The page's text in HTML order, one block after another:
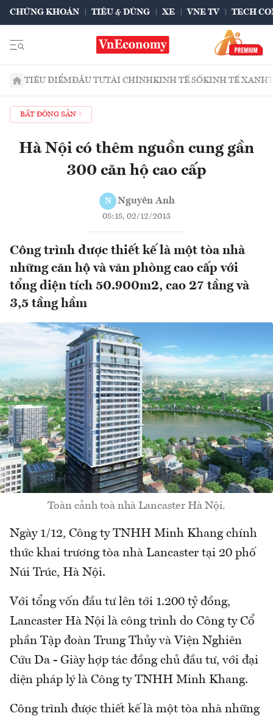
CHỨNG KHOÁN TIÊU & DÙNG XE VNE TV TECH
TIÊU ĐIỂMĐẦU TƯTÀI CHÍNHKINH TẾ SỐKINH TẾ XANH
BẤT ĐỘNG SẢN
Hà Nội có thêm nguồn cung gần
300 căn hộ cao cấp
N Nguyên Anh
08:18, 02/12/2013
Công trình được thiết kế là một tòa nhà
những căn hộ và văn phòng cao cấp với
tổng diện tích 50.900m2, cao 27 tầng và
3,5 tầng hầm
Toàn cảnh toà nhà Lancaster Hà Nội.
Ngày 1/12, Công ty TNHH Minh Khang chính
thức khai trương tòa nhà Lancaster tại 20 phố
Núi Trúc, Hà Nội.
Với tổng vốn đầu tư lên tới 1.200 tỷ đồng,
Lancaster Hà Nội là công trình do Công ty Cổ
phần Tập đoàn Trung Thủy và Viện Nghiên
Cứu Da - Giày hợp tác đồng chủ đầu tư, với đại
diện pháp lý là Công ty TNHH Minh Khang.
Công trình được thiết kế là một tòa nhà những